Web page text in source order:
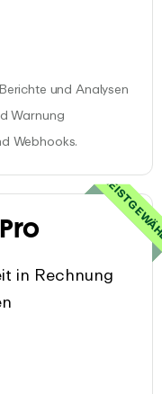
automatisch Tools,
personalisierte
automatische E-Mail-
und Analysen
WarnungBehalte das
Webhooks.
in Rechnung